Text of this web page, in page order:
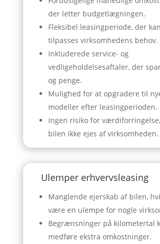
der letter budgetlægningen.
Fleksibel leasingperiode, der kan
tilpasses virksomhedens behov.
Inkluderede service- og
vedligeholdelsesaftaler, der
og penge.
Mulighed for at opgradere til
modeller efter leasingperioden.
Ingen risiko for
bilen ikke ejes af virksomheden.
Ulemper erhvervsleasing
Manglende ejerskab af bilen,
være en ulempe for nogle
Begrænsninger på kilometertal
medføre ekstra omkostninger.